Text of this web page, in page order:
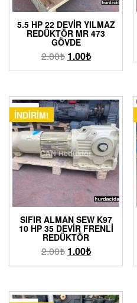
5.5 HP 22 DEVIR YILMAZ
REDÜKTÖR MR 473
GÖVDE
2.00₺ 1.00₺
İNDIRIM!
SIFIR ALMAN SEW K97
10 HP 35 DEVIR FRENLI
REDÜKTÖR
2.00₺ 1.00₺